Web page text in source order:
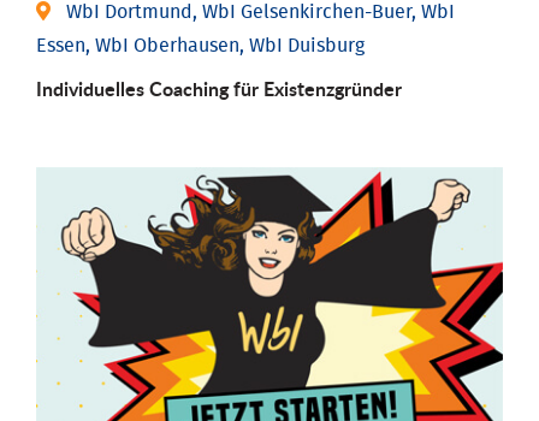
WbI Dortmund, WbI Gelsenkirchen-Buer, WbI
Essen, WbI Oberhausen, WbI Duisburg
Individu­elles Coaching für Existenz­gründer